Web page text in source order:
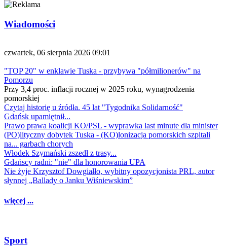
Wiadomości
czwartek, 06 sierpnia 2026 09:01
"TOP 20" w enklawie Tuska - przybywa "półmilionerów" na
Pomorzu
Przy 3,4 proc. inflacji rocznej w 2025 roku, wynagrodzenia
pomorskiej
Czytaj historię u źródła. 45 lat "Tygodnika Solidarność"
Gdańsk upamiętnił...
Prawo prawa koalicji KO/PSL - wyprawka last minute dla minister
(PO)lityczny dobytek Tuska - (KO)lonizacja pomorskich szpitali
na... garbach chorych
Włodek Szymański zszedł z trasy...
Gdańscy radni: "nie" dla honorowania UPA
Nie żyje Krzysztof Dowgiałło, wybitny opozycjonista PRL, autor
słynnej „Ballady o Janku Wiśniewskim”
więcej ...
Sport